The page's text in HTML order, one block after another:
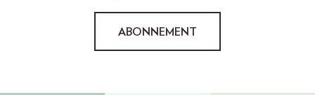
ABONNEMENT